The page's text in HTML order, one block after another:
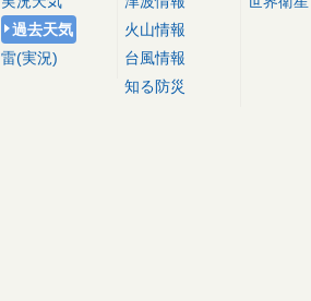
過去天気
雷(実況)
火山情報
台風情報
知る防災